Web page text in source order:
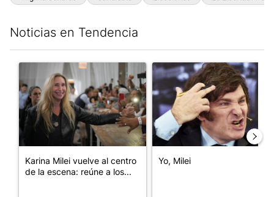
Noticias en Tendencia
Un artículo de tendencia con el título "Karina Milei vuelve al
Karina Milei vuelve al centro
de la escena: reúne a los...
Un artículo de tendencia con
Yo, Milei